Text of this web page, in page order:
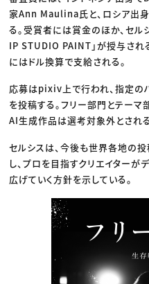
家Ann Maulina氏と、ロシア出
る。受賞者には賞金のほか、セル
IP STUDIO PAINT」が授与され
にはドル換算で支給される。
応募はpixiv上で行われ、指定の
を投稿する。フリー部門とテーマ
AI生成作品は選考対象外とされる
セルシスは、今後も世界各地の
し、プロを目指すクリエイター
広げていく方針を示している。